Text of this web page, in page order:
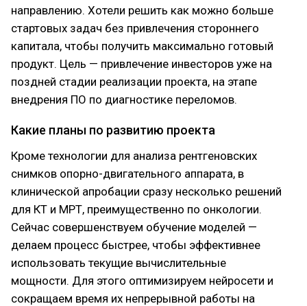
направлению. Хотели решить как можно больше
стартовых задач без привлечения стороннего
капитала, чтобы получить максимально готовый
продукт. Цель — привлечение инвесторов уже на
поздней стадии реализации проекта, на этапе
внедрения ПО по диагностике переломов.
Какие планы по развитию проекта
Кроме технологии для анализа рентгеновских
снимков опорно-двигательного аппарата, в
клинической апробации сразу несколько решений
для КТ и МРТ, преимущественно по онкологии.
Сейчас совершенствуем обучение моделей —
делаем процесс быстрее, чтобы эффективнее
использовать текущие вычислительные
мощности. Для этого оптимизируем нейросети и
сокращаем время их непрерывной работы на